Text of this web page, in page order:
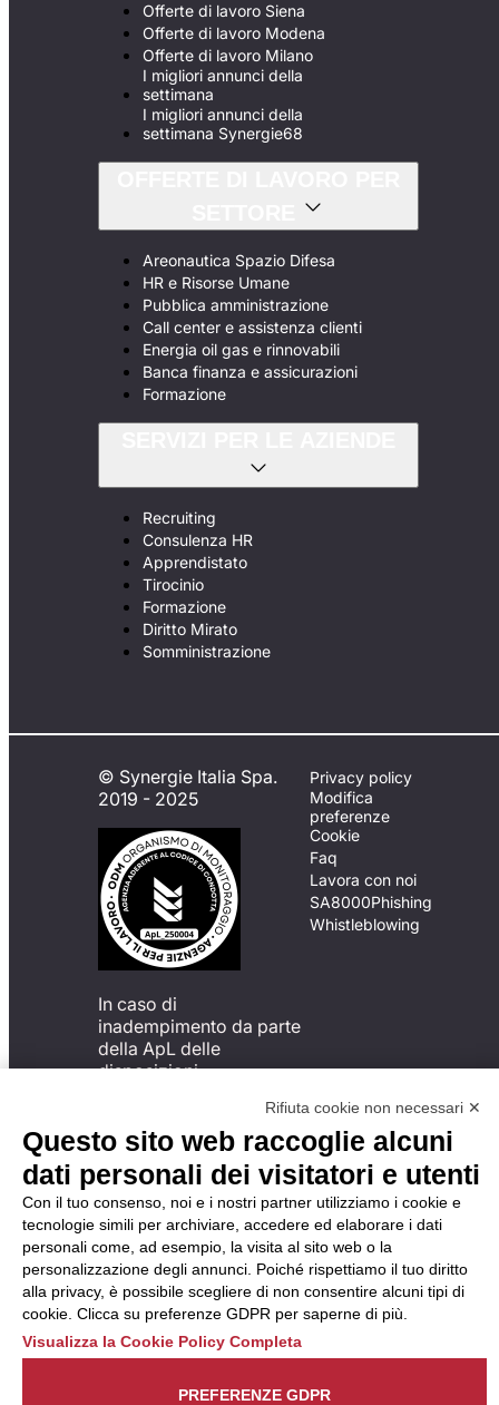
Offerte di lavoro Siena
Offerte di lavoro Modena
Offerte di lavoro Milano
I migliori annunci della
settimana
I migliori annunci della
settimana Synergie68
Areonautica Spazio Difesa
HR e Risorse Umane
Pubblica amministrazione
Call center e assistenza clienti
Energia oil gas e rinnovabili
Banca finanza e assicurazioni
Formazione
Recruiting
Consulenza HR
Apprendistato
Tirocinio
Formazione
Diritto Mirato
Somministrazione
© Synergie Italia Spa.
2019 - 2025
In caso di
inadempimento da parte
della ApL delle
disposizioni
possibile presentare un
reclamo
all’Organismo di
Monitoraggio utilizzando
una delle modalità
descritte al seguente
indirizzo web
https://odm-
agenzielavoro.it/reclami/.
Privacy policy
Modifica
preferenze
Cookie
Faq
Lavora con noi
SA8000Phishing
Whistleblowing
Rifiuta cookie non necessari ✕
Questo sito web raccoglie alcuni
dati personali dei visitatori e utenti
Con il tuo consenso, noi e i nostri partner utilizziamo i cookie e
tecnologie simili per archiviare, accedere ed elaborare i dati
personali come, ad esempio, la visita al sito web o la
personalizzazione degli annunci. Poiché rispettiamo il tuo diritto
alla privacy, è possibile scegliere di non consentire alcuni tipi di
cookie. Clicca su preferenze GDPR per saperne di più.
Visualizza la Cookie Policy Completa
PREFERENZE GDPR